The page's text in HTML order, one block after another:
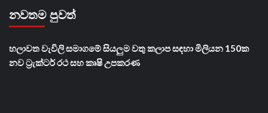
නවතම පුවත්
හලාවත වැවිලි සමාගමේ සියලුම වතු කලාප සඳහා මිලියන 150ක
නව ට්‍රැක්ටර් රථ සහ කෘෂි උපකරණ